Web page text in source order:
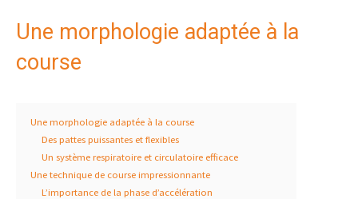
Une morphologie adaptée à la
course
Une morphologie adaptée à la course
Des pattes puissantes et flexibles
Un système respiratoire et circulatoire efficace
Une technique de course impressionnante
L’importance de la phase d’accélération